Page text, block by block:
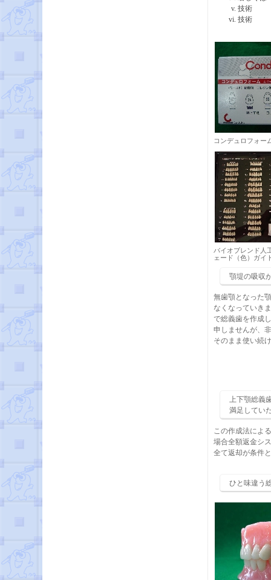
技
技
コンデュロフォー
バイオブレンド人
ェード（色）ガイ
顎堤の吸収
無歯顎となった
なくなっていき
で総義歯を作成
申しませんが、
そのまま使い続
上下顎総義
満足してい
この作成法によ
場合全額返金シ
全て返却が条件
ひと味違う